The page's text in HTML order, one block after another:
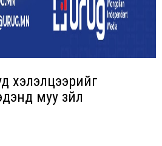
xэлэлцээрийг
муу зүйл